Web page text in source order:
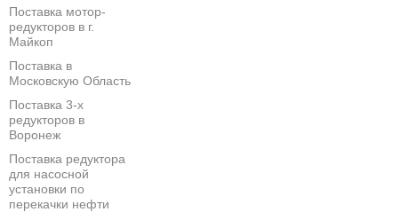
Поставка мотор-
редукторов в г.
Майкоп
Поставка в
Московскую Область
Поставка 3-х
редукторов в
Воронеж
Поставка редуктора
для насосной
установки по
перекачки нефти